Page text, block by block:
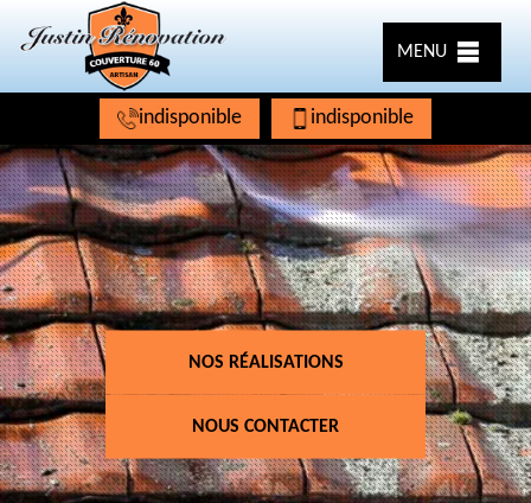
MENU
indisponible indisponible
NOS RÉALISATIONS
NOUS CONTACTER